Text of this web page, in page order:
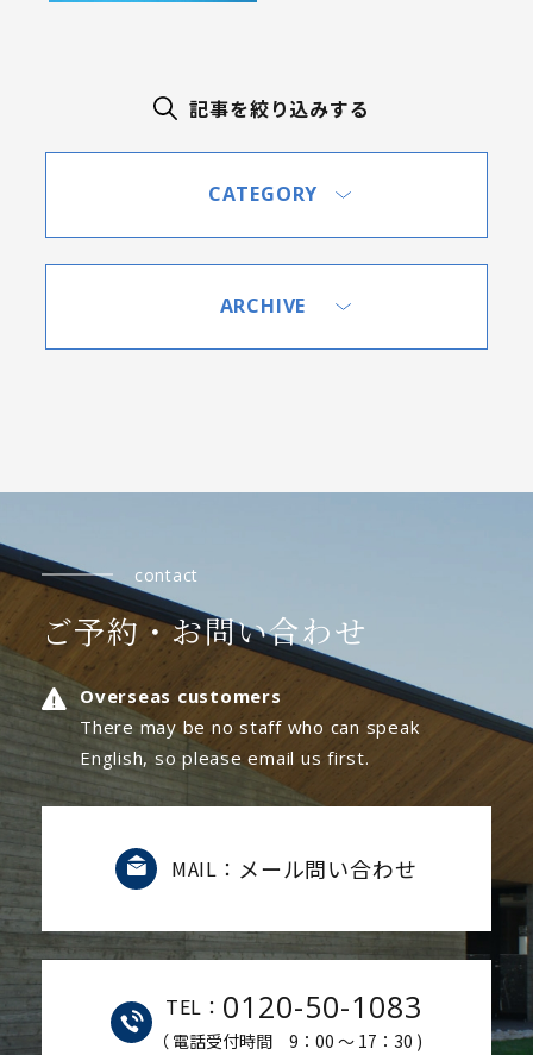
記事を絞り込みする
CATEGORY
ARCHIVE
contact
ご予約・お問い合わせ
Overseas customers
There may be no staff who can speak
English, so please email us first.
MAIL： メール問い合わせ
TEL： 0120-50-1083
（ 電話受付時間 9：00 ～ 17：30 )